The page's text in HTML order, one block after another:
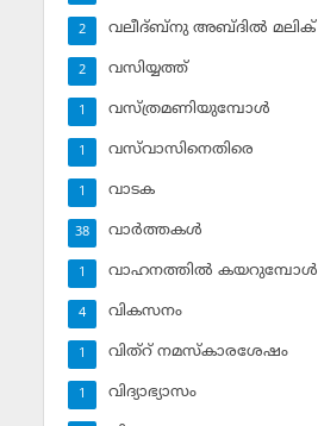
വലീദ്ബ്‌നു അബ്ദില്‍ മലിക്‌
2
വസിയ്യത്ത്‌
2
വസ്ത്രമണിയുമ്പോള്‍
1
വസ്‌വാസിനെതിരെ
1
വാടക
1
വാര്‍ത്തകള്‍
38
വാഹനത്തില്‍ കയറുമ്പോള്‍
1
വികസനം
4
വിത്‌റ് നമസ്‌കാരശേഷം
1
വിദ്യാഭ്യാസം
1